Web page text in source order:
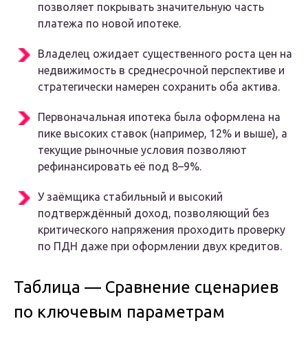
позволяет покрывать значительную часть
платежа по новой ипотеке.
Владелец ожидает существенного роста цен на
недвижимость в среднесрочной перспективе и
стратегически намерен сохранить оба актива.
Первоначальная ипотека была оформлена на
пике высоких ставок (например, 12% и выше), а
текущие рыночные условия позволяют
рефинансировать её под 8–9%.
У заёмщика стабильный и высокий
подтверждённый доход, позволяющий без
критического напряжения проходить проверку
по ПДН даже при оформлении двух кредитов.
Таблица — Сравнение сценариев
по ключевым параметрам